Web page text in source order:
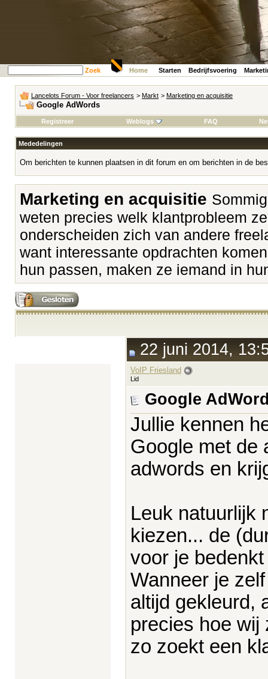
Zoek Home Starten Bedrijfsvoering
Lancelots Forum - Voor freelancers > Markt > Marketing en acquisitie
Google AdWords
Registreer Weblogs FAQ
Mededelingen
Om berichten te kunnen plaatsen in dit forum en om berichten in de
Marketing en acquisitie
weten precies welk klantprobleem
onderscheiden zich van andere
want interessante opdrachten
hun passen, maken ze iemand in
22 juni 2014,
VoIP Friesland
Lid
Google
Jullie kennen
Google met de
adwords en
Leuk natuurlijk
kiezen... de
voor je
Wanneer je
altijd gekleurd,
precies hoe wij
zo zoekt een